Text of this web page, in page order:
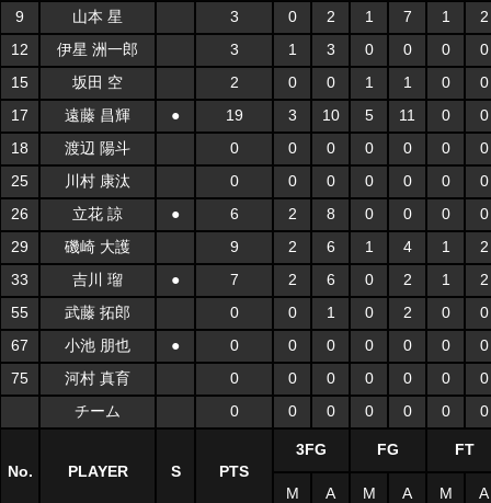
9
山本 星 3 0 2 1 7 1
2
12
伊星 洲一郎 3 1 3 0 0 0
0
15
坂田 空 2 0 0 1 1 0
0
17
遠藤 昌輝 ● 19 3 10 5 11 0
0
18
渡辺 陽斗 0 0 0 0 0 0
0
25
川村 康汰 0 0 0 0 0 0
0
26
立花 諒 ● 6 2 8 0 0 0
0
29
磯崎 大護 9 2 6 1 4 1
2
33
吉川 瑠 ● 7 2 6 0 2 1
2
55
武藤 拓郎 0 0 1 0 2 0
0
67
小池 朋也 ● 0 0 0 0 0 0
0
75
河村 真育 0 0 0 0 0 0
0
チーム
0 0 0 0 0 0 0
No. PLAYER S PTS
3FG FG FT
M A M A M A